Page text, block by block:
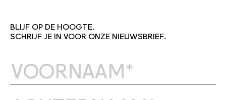
BLIJF OP DE HOOGTE.
SCHRIJF JE IN VOOR ONZE NIEUWSBRIEF.